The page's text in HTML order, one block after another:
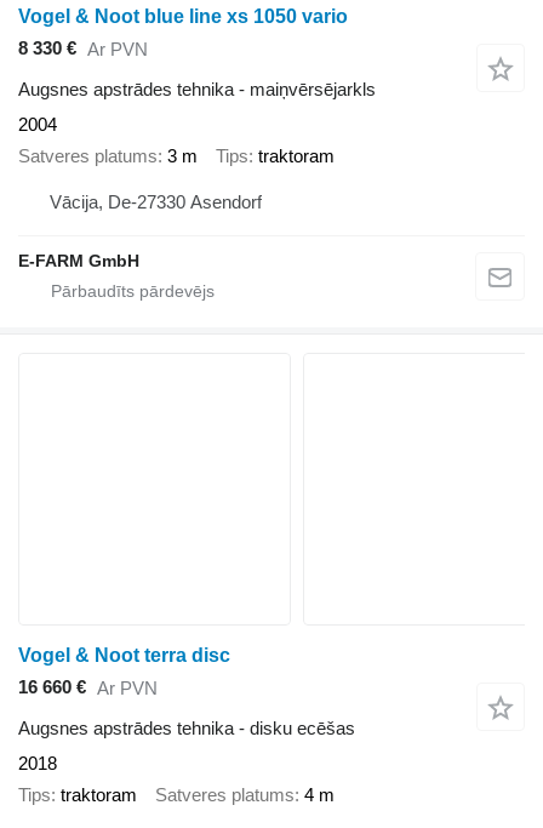
Vogel & Noot blue line xs 1050 vario
8 330 € Ar PVN
Augsnes apstrādes tehnika - maiņvērsējarkls
2004
Satveres platums 3 m Tips traktoram
Vācija, De-27330 Asendorf
E-FARM GmbH
Vogel & Noot terra disc
16 660 € Ar PVN
Augsnes apstrādes tehnika - disku ecēšas
2018
Tips traktoram Satveres platums 4 m